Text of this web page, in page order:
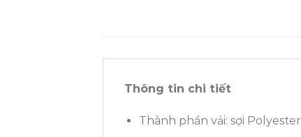
Thông tin chi tiết
Thành phần vải: sợi